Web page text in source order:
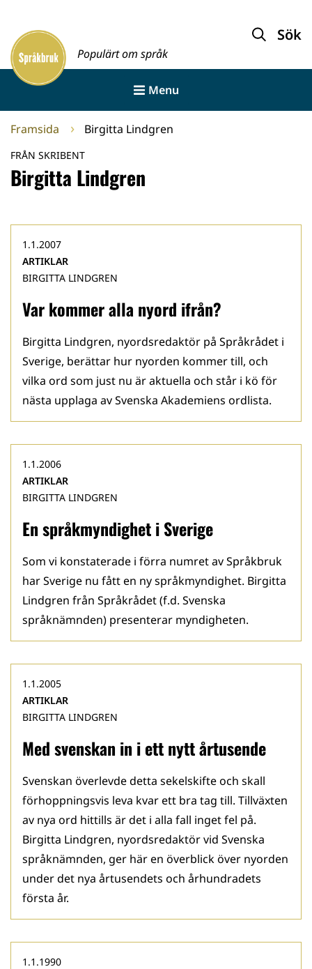
innehållet
Framsida
Populärt om språk
Sök
Menu
Framsida Birgitta Lindgren
FRÅN SKRIBENT
Birgitta Lindgren
Var kommer alla nyord ifrån?
1.1.2007
ARTIKLAR
BIRGITTA LINDGREN
Birgitta Lindgren, nyordsredaktör på Språkrådet i
Sverige, berättar hur nyorden kommer till, och
vilka ord som just nu är aktuella och står i kö för
nästa upplaga av Svenska Akademiens ordlista.
En språkmyndighet i Sverige
1.1.2006
ARTIKLAR
BIRGITTA LINDGREN
Som vi konstaterade i förra numret av Språkbruk
har Sverige nu fått en ny språkmyndighet. Birgitta
Lindgren från Språkrådet (f.d. Svenska
språknämnden) presenterar myndigheten.
Med svenskan in i ett nytt årtusende
1.1.2005
ARTIKLAR
BIRGITTA LINDGREN
Svenskan överlevde detta sekelskifte och skall
förhoppningsvis leva kvar ett bra tag till. Tillväxten
av nya ord hittills är det i alla fall inget fel på.
Birgitta Lindgren, nyordsredaktör vid Svenska
språknämnden, ger här en överblick över nyorden
under det nya årtusendets och århundradets
första år.
1.1.1990